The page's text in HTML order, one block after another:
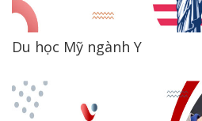
Du học Mỹ ngành Y